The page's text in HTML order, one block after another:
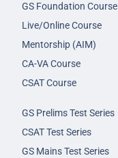
GS Foundation Course
Live/Online Course
Mentorship (AIM)
CA-VA Course
CSAT Course
GS Prelims Test Series
CSAT Test Series
GS Mains Test Series